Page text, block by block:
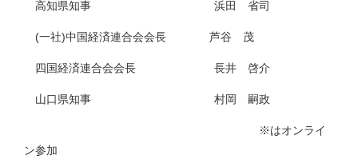
高知県知事 浜田 省司
(一社)中国経済連合会会長 芦谷 茂
四国経済連合会会長 長井 啓介
山口県知事 村岡 嗣政
※はオンライ
ン参加